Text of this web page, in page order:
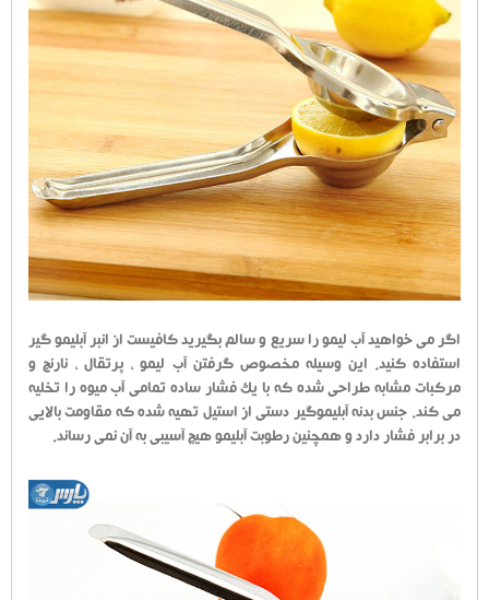
اگر می خواهید آب لیمو را سریع و سالم بگیرید کافیست از انبر آبلیمو گیر
استفاده کنید. این وسیله مخصوص گرفتن آب لیمو ، پرتقال ، نارنج و
مرکبات مشابه طراحی شده که با یک فشار ساده تمامی آب میوه را تخلیه
می کند. جنس بدنه آبلیموگیر دستی از استیل تهیه شده که مقاومت بالایی
در برابر فشار دارد و همچنین رطوبت آبلیمو هیچ آسیبی به آن نمی رساند.